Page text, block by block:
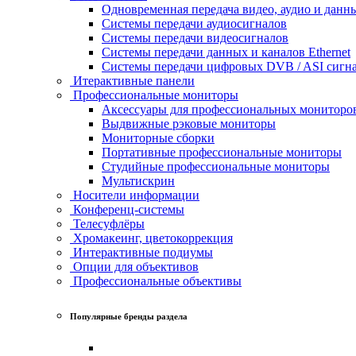
Одновременная передача видео, аудио и
Системы передачи аудиосигналов
Системы передачи видеосигналов
Системы передачи данных и каналов Ethernet
Системы передачи цифровых DVB / ASI
Итерактивные панели
Профессиональные мониторы
Аксессуары для профессиональных
Выдвижные рэковые мониторы
Мониторные сборки
Портативные профессиональные мониторы
Студийные профессиональные мониторы
Мультискрин
Носители информации
Конференц-системы
Телесуфлёры
Хромакеинг, цветокоррекция
Интерактивные подиумы
Опции для объективов
Профессиональные объективы
Популярные бренды раздела